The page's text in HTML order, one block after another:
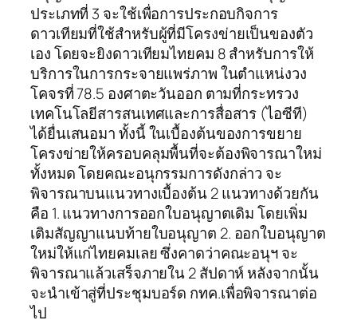
ประเภทที่ 3 จะใช้เพื่อการประกอบกิจการ
ดาวเทียมที่ใช้สำหรับผู้ที่มีโครงข่ายเป็นของตัว
เอง โดยจะยิงดาวเทียมไทยคม 8 สำหรับการให้
บริการในการกระจายแพร่ภาพ ในตำแหน่งวง
โคจรที่ 78.5 องศาตะวันออก ตามที่กระทรวง
เทคโนโลยีสารสนเทศและการสื่อสาร (ไอซีที)
ได้ยื่นเสนอมา ทั้งนี้ ในเบื้องต้นของการขยาย
โครงข่ายให้ครอบคลุมพื้นที่จะต้องพิจารณาใหม่
ทั้งหมด โดยคณะอนุกรรมการดังกล่าว จะ
พิจารณาบนแนวทางเบื้องต้น 2 แนวทางด้วยกัน
คือ 1. แนวทางการออกใบอนุญาตเดิม โดยเพิ่ม
เติมสัญญาแนบท้ายใบอนุญาต 2. ออกใบอนุญาต
ใหม่ให้แก่ไทยคมเลย ซึ่งคาดว่าคณะอนุฯ จะ
พิจารณาแล้วเสร็จภายใน 2 สัปดาห์ หลังจากนั้น
จะนำเข้าสู่ที่ประชุมบอร์ด กทค.เพื่อพิจารณาต่อ
ไป